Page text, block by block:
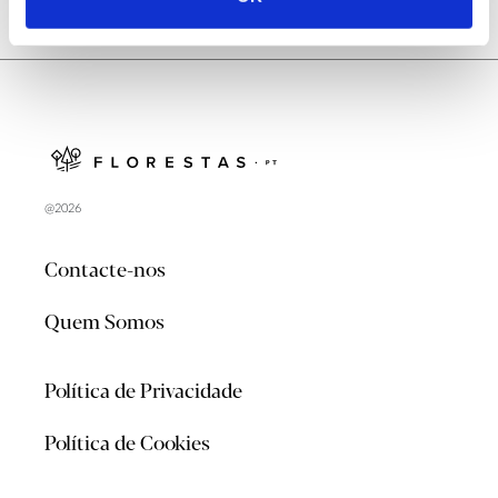
@2026
Contacte-nos
Quem Somos
Política de Privacidade
Política de Cookies